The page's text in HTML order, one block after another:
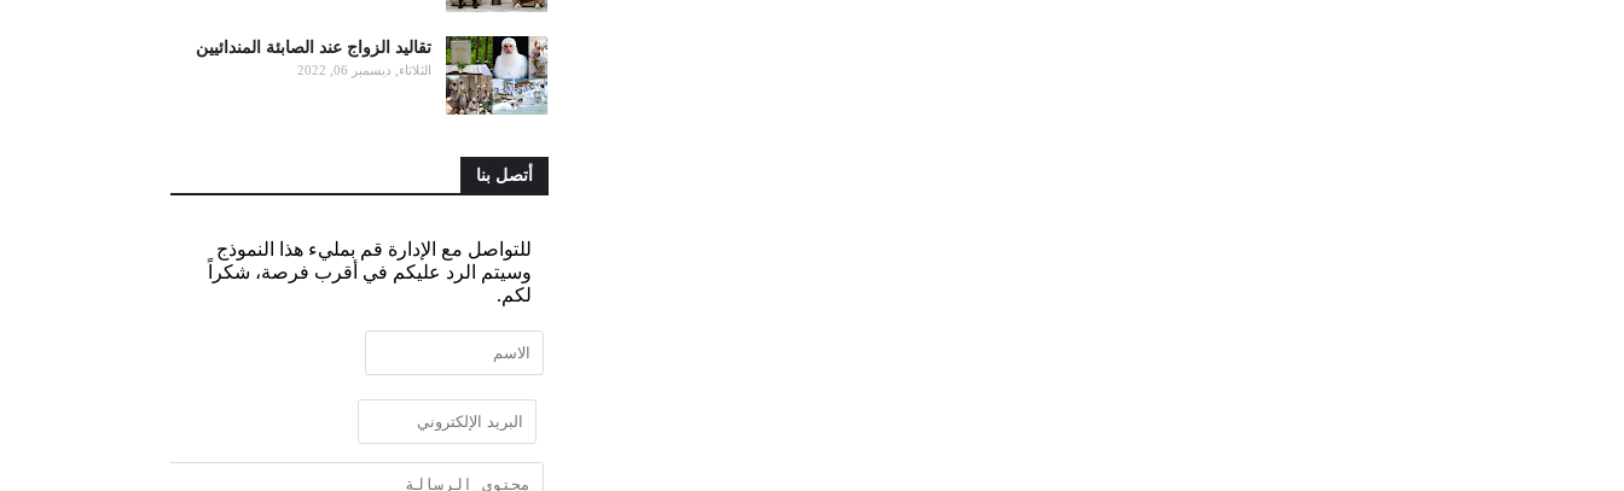
تقاليد الزواج عند الصابئة المندائيين
الثلاثاء, ديسمبر 06, 2022
أتصل بنا
للتواصل مع الإدارة قم بمليء هذا النموذج
وسيتم الرد عليكم في أقرب فرصة، شكراً
لكم.